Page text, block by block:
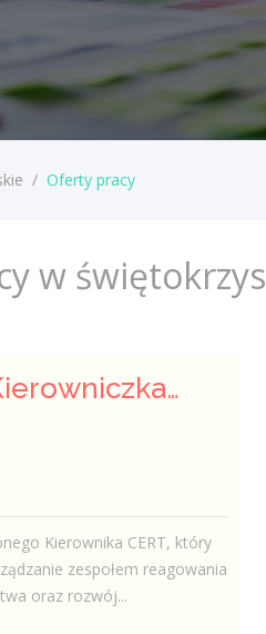
/ Oferty pracy
w
Kierownik / Kierowniczka CERT
Kierownika CERT, który
zespołem reagowania
oraz rozwój...